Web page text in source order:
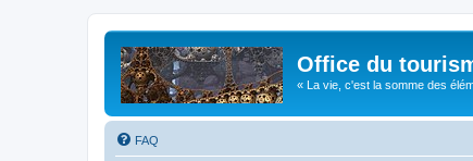
Office du
« La vie, c'est la somme des
FAQ